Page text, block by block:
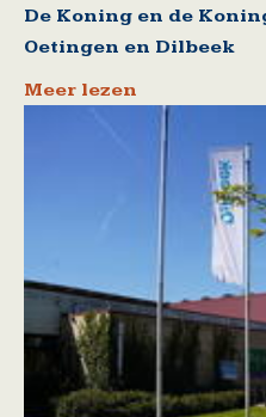
De Koning en de
Oetingen en Dilbeek
Meer lezen